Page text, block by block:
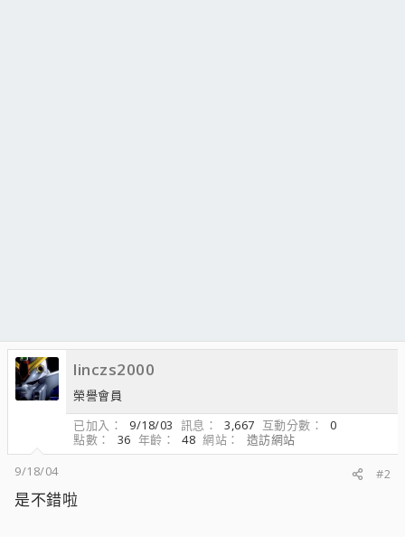
linczs2000
榮譽會員
已加入
9/18/03 訊息 3,667 互動分數
0
點數
36 年齡 48 網站
造訪網站
9/18/04
#2
是不錯啦